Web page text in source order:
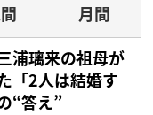
月間
浦璃来の祖母が
「2人は結婚す
“答え”